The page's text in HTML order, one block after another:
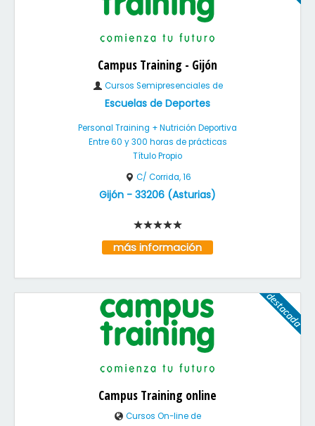
Campus Training - Gijón
Cursos Semipresenciales de
Escuelas de Deportes
Personal Training + Nutrición Deportiva
Entre 60 y 300 horas de prácticas
Título Propio
C/ Corrida, 16
Gijón - 33206 (Asturias)
más información
Campus Training online
Cursos On-line de